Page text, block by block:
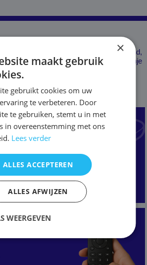
mogelijk naar: Nederland, Belgié, Duitsland,
Denemarken, Frankrijk en Spanje
11:00-15:00)
×
maakt gebruik
gebruikt cookies om uw
te verbeteren. Door
te gebruiken, stemt u in met
in overeenstemming met ons
Lees verder
ALLES ACCEPTEREN
ALLES AFWIJZEN
WEERGEVEN